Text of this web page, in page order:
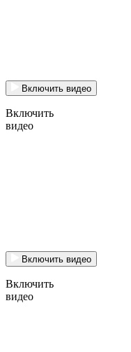
Включить видео
Включить
видео
Включить видео
Включить
видео